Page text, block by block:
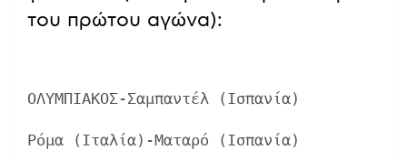
του πρώτου αγώνα):
ΟΛΥΜΠΙΑΚΟΣ-Σαμπαντέλ (Ισπανία)
Ρόμα (Ιταλία)-Ματαρό (Ισπανία)